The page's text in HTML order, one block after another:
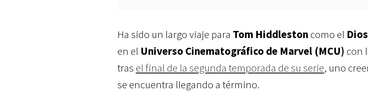
Ha sido un largo viaje para Tom Hiddlestoncomo el
en el Universo Cinematográfico de Marvel (MCU) con
tras el final de la segunda temporada de su serie, uno
se encuentra llegando a término.